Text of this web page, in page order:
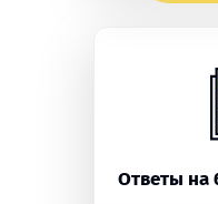
Ответы на